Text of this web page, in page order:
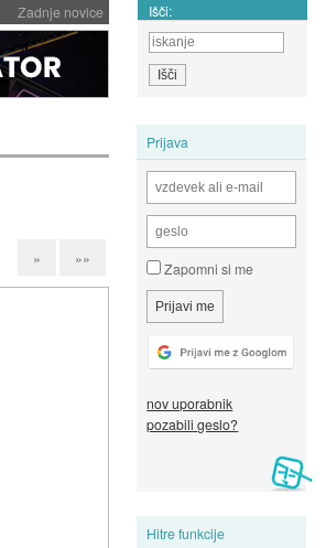
Zadnje novice Išči:
Prijava
Zapomni si me
nov uporabnik
pozabili geslo?
Hitre funkcije
» »»